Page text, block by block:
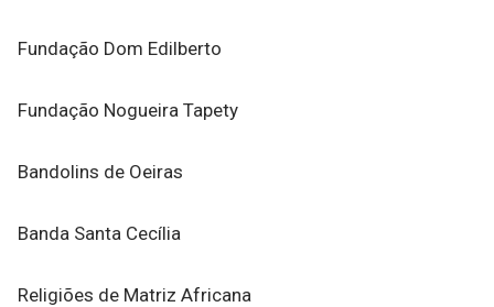
Fundação Dom Edilberto
Fundação Nogueira Tapety
Bandolins de Oeiras
Banda Santa Cecília
Religiões de Matriz Africana